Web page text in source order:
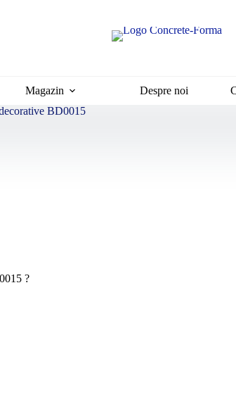
Magazin Despre noi
BD0015
?